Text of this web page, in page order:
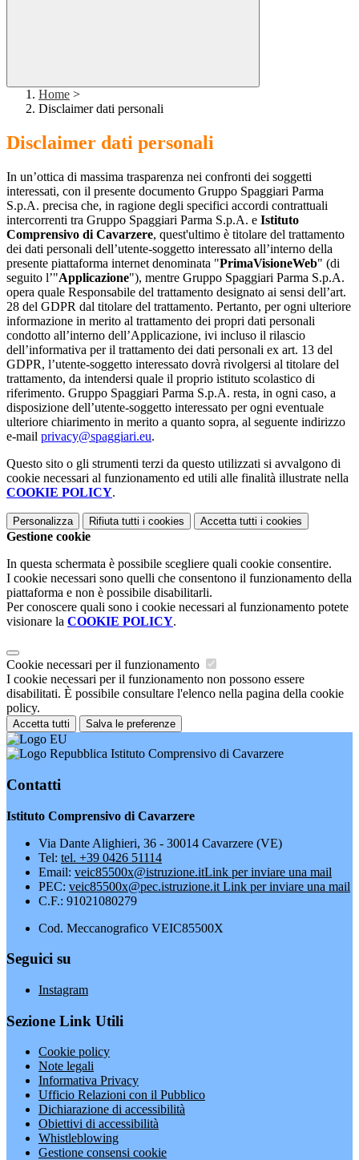
Home >
Disclaimer dati personali
Disclaimer dati personali
In un’ottica di massima trasparenza nei confronti dei soggetti
interessati, con il presente documento Gruppo Spaggiari Parma
S.p.A. precisa che, in ragione degli specifici accordi contrattuali
intercorrenti tra Gruppo Spaggiari Parma S.p.A. e Istituto
Comprensivo di Cavarzere, quest'ultimo è titolare del trattamento
dei dati personali dell’utente-soggetto interessato all’interno della
presente piattaforma internet denominata "PrimaVisioneWeb" (di
seguito l’"Applicazione"), mentre Gruppo Spaggiari Parma S.p.A.
opera quale Responsabile del trattamento designato ai sensi dell’art.
28 del GDPR dal titolare del trattamento. Pertanto, per ogni ulteriore
informazione in merito al trattamento dei propri dati personali
condotto all’interno dell’Applicazione, ivi incluso il rilascio
dell’informativa per il trattamento dei dati personali ex art. 13 del
GDPR, l’utente-soggetto interessato dovrà rivolgersi al titolare del
trattamento, da intendersi quale il proprio istituto scolastico di
riferimento. Gruppo Spaggiari Parma S.p.A. resta, in ogni caso, a
disposizione dell’utente-soggetto interessato per ogni eventuale
ulteriore chiarimento in merito a quanto sopra, al seguente indirizzo
e-mail privacy@spaggiari.eu.
Questo sito o gli strumenti terzi da questo utilizzati si avvalgono di
cookie necessari al funzionamento ed utili alle finalità illustrate nella
COOKIE POLICY.
Personalizza Rifiuta tutti i cookies Accetta tutti i cookies
Gestione cookie
In questa schermata è possibile scegliere quali cookie consentire.
I cookie necessari sono quelli che consentono il funzionamento della
piattaforma e non è possibile disabilitarli.
Per conoscere quali sono i cookie necessari al funzionamento potete
visionare la COOKIE POLICY.
Cookie necessari per il funzionamento
I cookie necessari per il funzionamento non possono essere
disabilitati. È possibile consultare l'elenco nella pagina della cookie
policy.
Accetta tutti Salva le preferenze
Istituto Comprensivo di Cavarzere
Contatti
Istituto Comprensivo di Cavarzere
Via Dante Alighieri, 36 - 30014 Cavarzere (VE)
Tel: tel. +39 0426 51114
Email: veic85500x@istruzione.itLink per inviare una mail
PEC: veic85500x@pec.istruzione.it Link per inviare una mail
C.F.: 91021080279
Cod. Meccanografico VEIC85500X
Seguici su
Instagram
Sezione Link Utili
Cookie policy
Note legali
Informativa Privacy
Ufficio Relazioni con il Pubblico
Dichiarazione di accessibilità
Obiettivi di accessibilità
Whistleblowing
Gestione consensi cookie